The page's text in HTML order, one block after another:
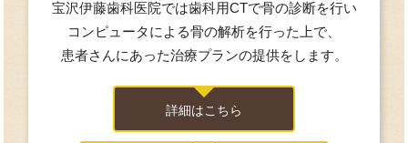
宝沢伊藤歯科医院では歯科用CTで骨の診断を行い
コンピュータによる骨の解析を行った上で、
患者さんにあった治療プランの提供をします。
詳細はこちら